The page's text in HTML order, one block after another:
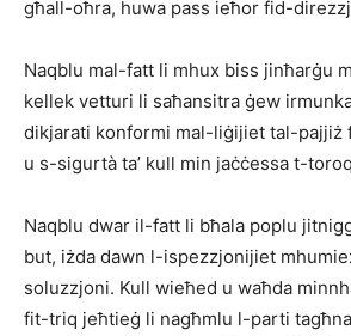
għall-oħra, huwa pass ieħor fid-
Naqblu mal-fatt li mhux biss jinħarġu
kellek vetturi li saħansitra ġew
dikjarati konformi mal-liġijiet tal-pajjiż
u s-sigurtà ta’ kull min jaċċessa t-
Naqblu dwar il-fatt li bħala poplu
but, iżda dawn l-ispezzjonijiet
soluzzjoni. Kull wieħed u waħda
fit-triq jeħtieġ li nagħmlu l-parti